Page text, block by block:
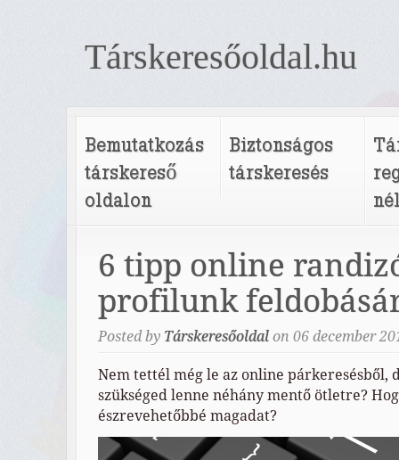
Társkeresőoldal.hu
Bemutatkozás
társkereső
oldalon
Biztonságos
társkeresés
6 tipp online
profilunk
Posted by Társkeresőoldal on 06 december
Nem tettél még le az online párkeresésből,
szükséged lenne néhány mentő ötletre?
észrevehetőbbé magadat?